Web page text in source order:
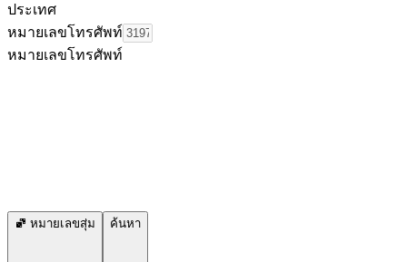
ประเทศ
หมายเลขโทรศัพท์
หมายเลขโทรศัพท์
หมายเลขสุ่ม ค้นหา